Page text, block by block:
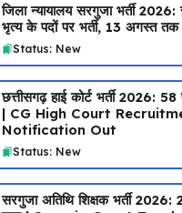
जिला न्यायालय सरगुजा भर्ती
भृत्य के पदों पर भर्ती, 13 अगस्त
Status: New
छत्तीसगढ़ हाई कोर्ट भर्ती 2026:
| CG High Court
Notification Out
Status: New
सरगुजा अतिथि शिक्षक भर्ती